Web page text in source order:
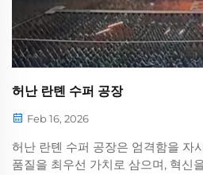
허난 란톈 수퍼 공장
Feb 16, 2026
허난 란톈 수퍼 공장은 엄격함을 자
품질을 최우선 가치로 삼으며, 혁신